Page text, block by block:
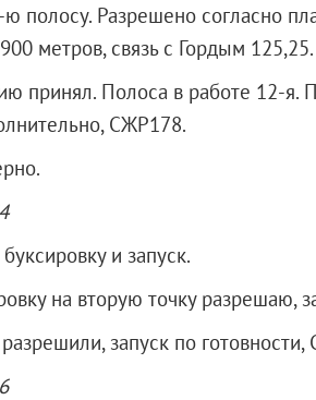
полосу. Разрешено согласно
метров, связь с Гордым
принял. Полоса в работе 12-я.
СЖР178.
и запуск.
на вторую точку разрешаю,
запуск по